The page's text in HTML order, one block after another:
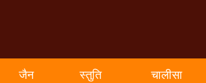
जैन
स्तुति
चालीसा